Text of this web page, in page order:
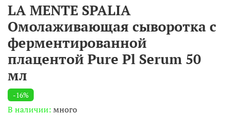
LA MENTE SPALIA
Омолаживающая сыворотка с
ферментированной
плацентой Pure Pl Serum 50
мл
-16%
В наличии: много